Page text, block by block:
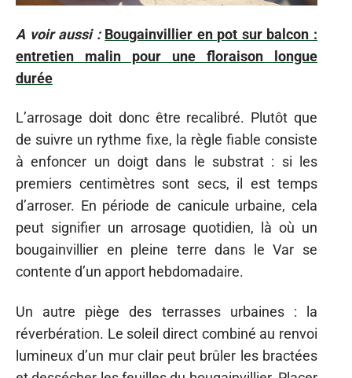
A voir aussi : Bougainvillier en pot sur balcon :
entretien malin pour une floraison longue
durée
L’arrosage doit donc être recalibré. Plutôt que
de suivre un rythme fixe, la règle fiable consiste
à enfoncer un doigt dans le substrat : si les
premiers centimètres sont secs, il est temps
d’arroser. En période de canicule urbaine, cela
peut signifier un arrosage quotidien, là où un
bougainvillier en pleine terre dans le Var se
contente d’un apport hebdomadaire.
Un autre piège des terrasses urbaines : la
réverbération. Le soleil direct combiné au renvoi
lumineux d’un mur clair peut brûler les bractées